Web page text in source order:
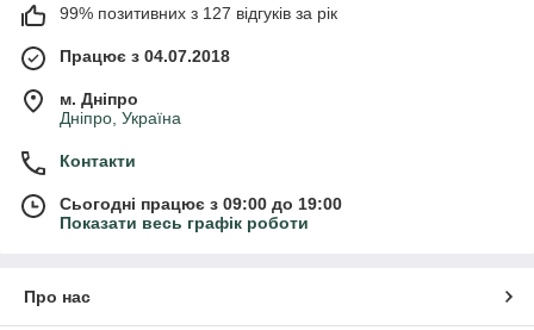
99% позитивних з 127 відгуків за рік
Працює з 04.07.2018
м. Дніпро
Дніпро, Україна
Контакти
Сьогодні працює з 09:00 до 19:00
Показати весь графік роботи
Про нас